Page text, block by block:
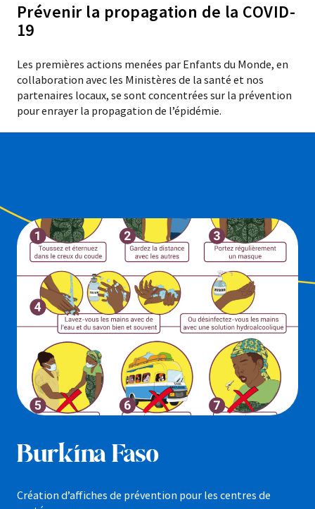
Prévenir la propagation de la COVID-
19
Les premières actions menées par Enfants du Monde, en
collaboration avec les Ministères de la santé et nos
partenaires locaux, se sont concentrées sur la prévention
pour enrayer la propagation de l’épidémie.
Burkina Faso
Création d’affiches de prévention pour les centres de